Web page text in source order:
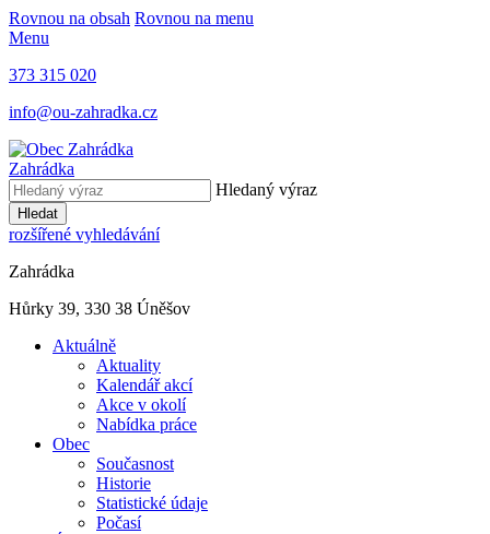
Rovnou na obsah Rovnou na menu
Menu
373 315 020
info@ou-zahradka.cz
Zahrádka
Hledaný výraz
Hledat
rozšířené vyhledávání
Zahrádka
Hůrky 39, 330 38 Úněšov
Aktuálně
Aktuality
Kalendář akcí
Akce v okolí
Nabídka práce
Obec
Současnost
Historie
Statistické údaje
Počasí